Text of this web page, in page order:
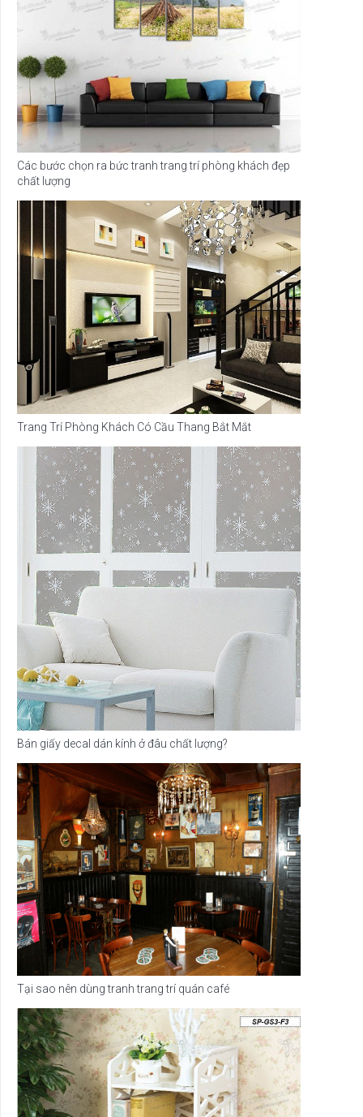
Các bước chọn ra bức tranh trang trí phòng khách đẹp
chất lượng
Trang Trí Phòng Khách Có Cầu Thang Bắt Mắt
Bán giấy decal dán kính ở đâu chất lượng?
Tại sao nên dùng tranh trang trí quán café